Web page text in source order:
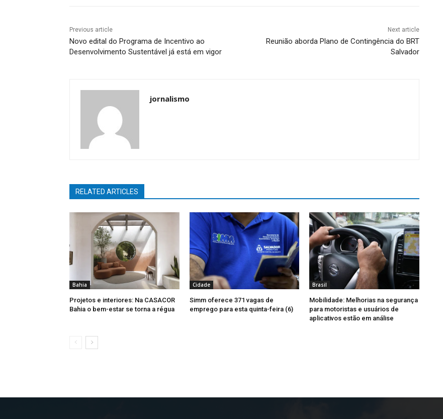
Previous article
Novo edital do Programa de Incentivo ao
Desenvolvimento Sustentável já está em vigor
Next article
Reunião aborda Plano de Contingência do BRT
Salvador
jornalismo
RELATED ARTICLES
Bahia
Projetos e interiores: Na CASACOR
Bahia o bem-estar se torna a régua
Cidade
Simm oferece 371 vagas de
emprego para esta quinta-feira (6)
Brasil
Mobilidade: Melhorias na segurança
para motoristas e usuários de
aplicativos estão em análise